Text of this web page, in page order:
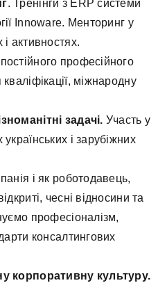
. Тренінги з ERP системи
Innoware. Менторинг у
активностях.
професійного
міжнародну
задачі. Участь у
і зарубіжних
і як роботодавець,
чесні відносини та
професіоналізм,
консалтингових
корпоративну культуру.